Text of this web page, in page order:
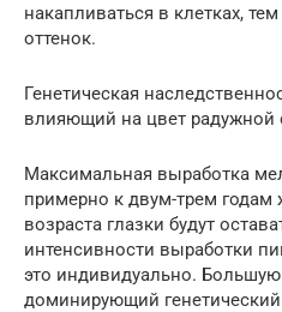
накапливаться в клетках,
оттенок.
Генетическая
влияющий на цвет радужной
Максимальная выработка
примерно к двум-трем годам
возраста глазки будут
интенсивности выработки
это индивидуально. Большую
доминирующий